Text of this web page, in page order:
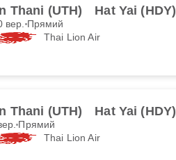
Thani (UTH) Hat Yai (HDY)
вер. Прямий
Thai Lion Air
Thani (UTH) Hat Yai (HDY)
Прямий
Thai Lion Air